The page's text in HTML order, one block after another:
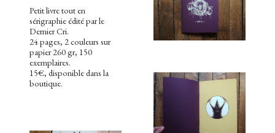
Petit livre tout en
sérigraphie édité par le
Dernier Cri.
24 pages, 2 couleurs sur
papier 260 gr, 150
exemplaires.
15€, disponible dans la
boutique.